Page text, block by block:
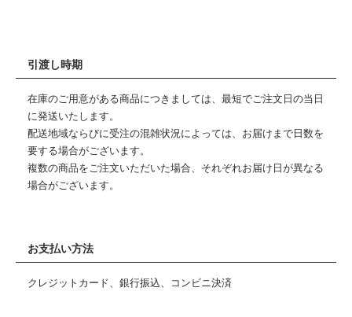
引渡し時期
在庫のご用意がある商品につきましては、最短でご注文日の当日
に発送いたします。
配送地域ならびに受注の混雑状況によっては、お届けまで日数を
要する場合がございます。
複数の商品をご注文いただいた場合、それぞれお届け日が異なる
場合がございます。
お支払い方法
クレジットカード、銀行振込、コンビニ決済